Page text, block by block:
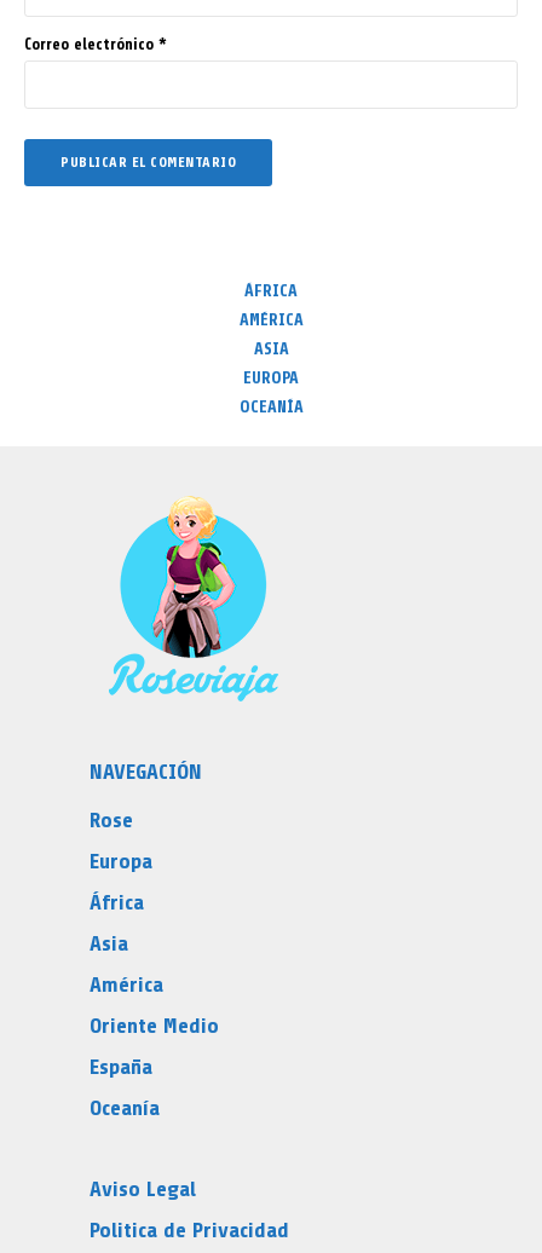
Correo electrónico *
ÁFRICA
AMÉRICA
ASIA
EUROPA
OCEANÍA
NAVEGACIÓN
Rose
Europa
África
Asia
América
Oriente Medio
España
Oceanía
Aviso Legal
Politica de Privacidad